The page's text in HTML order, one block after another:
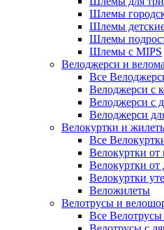
Шлемы
Шлемы
Шлемы
Шлемы с MIPS
Велоджерси и
Все
Велоджерси с
Велоджерси с
Велоджерси
Велокуртки и
Все
Велокуртки от
Велокуртки от
Велокуртки
Веложилеты
Велотрусы и
Все